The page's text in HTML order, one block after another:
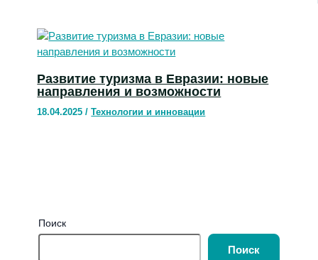
Развитие туризма в Евразии: новые
направления и возможности
18.04.2025/Технологии и инновации
Поиск
Поиск